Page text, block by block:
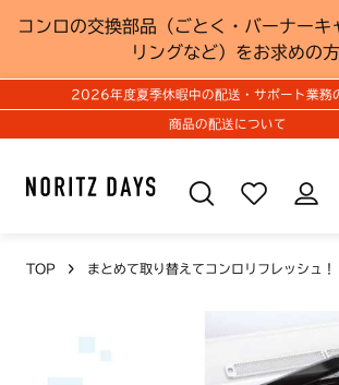
コンロの交換部品（ごとく・バーナーキ
リングなど）をお求めの
2026年度夏季休暇中の配送・サポート業務
商品の配送について
TOP まとめて取り替えてコンロリフレッシュ！